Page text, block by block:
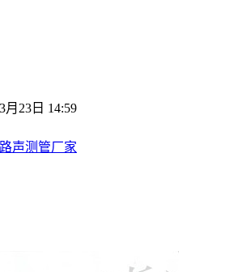
月23日 14:59
声测管厂家